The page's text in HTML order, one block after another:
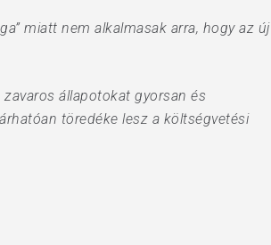
miatt nem alkalmasak arra, hogy az új
állapotokat gyorsan és
töredéke lesz a költségvetési